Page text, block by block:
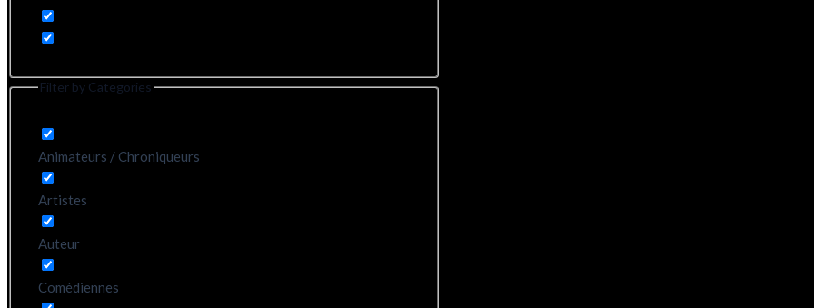
Filter by Categories
Animateurs / Chroniqueurs
Artistes
Auteur
Comédiennes